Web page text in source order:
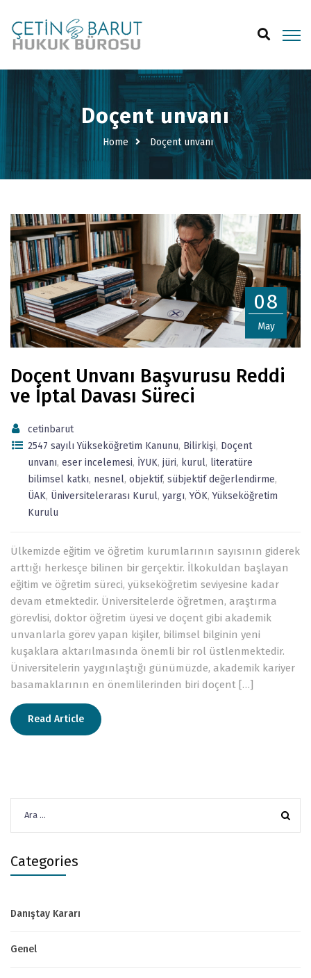
Doçent unvanı
Home Doçent unvanı
08
May
Doçent Unvanı Başvurusu Reddi
ve İptal Davası Süreci
cetinbarut
2547 sayılı Yükseköğretim Kanunu, Bilirkişi, Doçent
unvanı, eser incelemesi, İYUK, jüri, kurul, literatüre
bilimsel katkı, nesnel, objektif, sübjektif değerlendirme,
ÜAK, Üniversitelerarası Kurul, yargı,YÖK,Yükseköğretim
Kurulu
Ülkemizde eğitim ve öğretim kurumlarının sayısının giderek
arttığı herkesçe bilinen bir gerçektir. İlkokuldan başlayan
eğitim ve öğretim süreci, yükseköğretim seviyesine kadar
devam etmektedir. Üniversitelerde öğretmen, araştırma
görevlisi, doktor öğretim üyesi ve doçent gibi akademik
unvanlarla görev yapan kişiler, bilimsel bilginin yeni
kuşaklara aktarılmasında önemli bir rol üstlenmektedir.
Üniversitelerin yaygınlaştığı günümüzde, akademik kariyer
basamaklarının en önemlilerinden biri doçent […]
Read Article
Categories
Danıştay Kararı
Genel